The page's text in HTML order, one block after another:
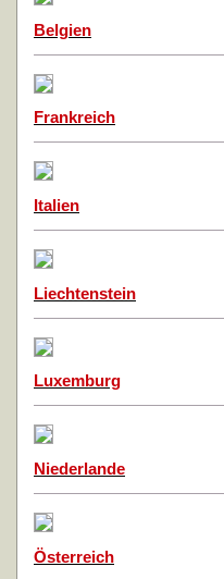
Belgien
Frankreich
Italien
Liechtenstein
Luxemburg
Niederlande
Österreich